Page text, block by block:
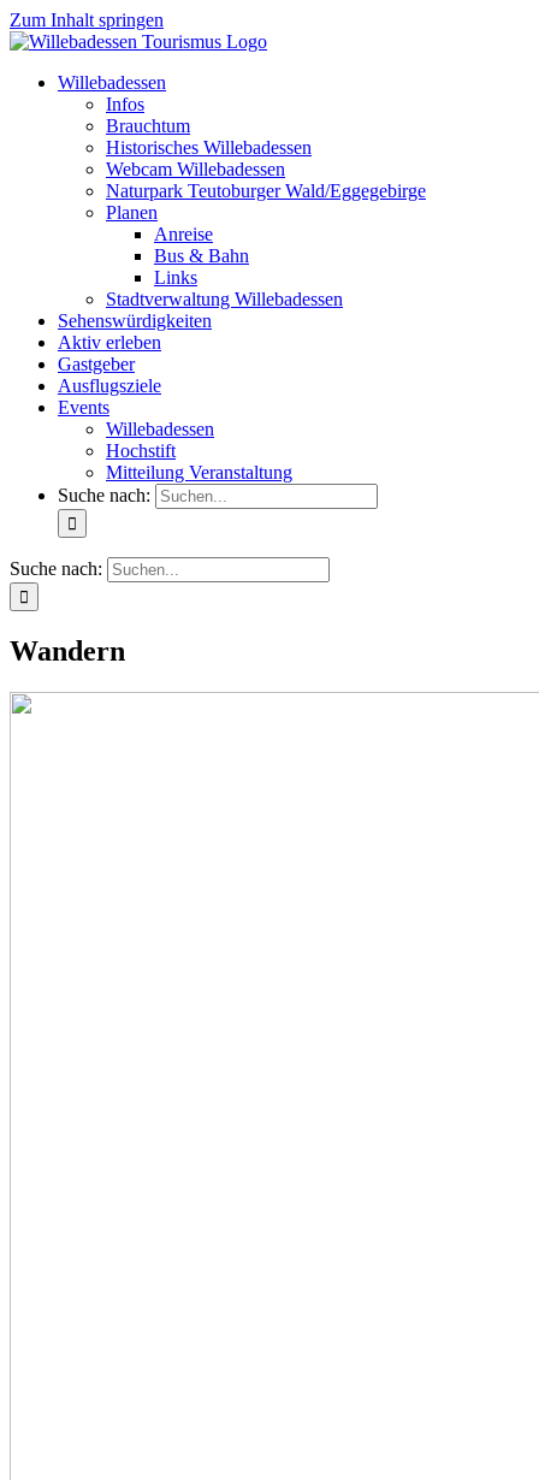
Zum Inhalt springen
Willebadessen
Infos
Brauchtum
Historisches Willebadessen
Webcam Willebadessen
Naturpark Teutoburger Wald/Eggegebirge
Planen
Anreise
Bus & Bahn
Links
Stadtverwaltung Willebadessen
Sehenswürdigkeiten
Aktiv erleben
Gastgeber
Ausflugsziele
Events
Willebadessen
Hochstift
Mitteilung Veranstaltung
Suche nach:
Suche nach:
Wandern